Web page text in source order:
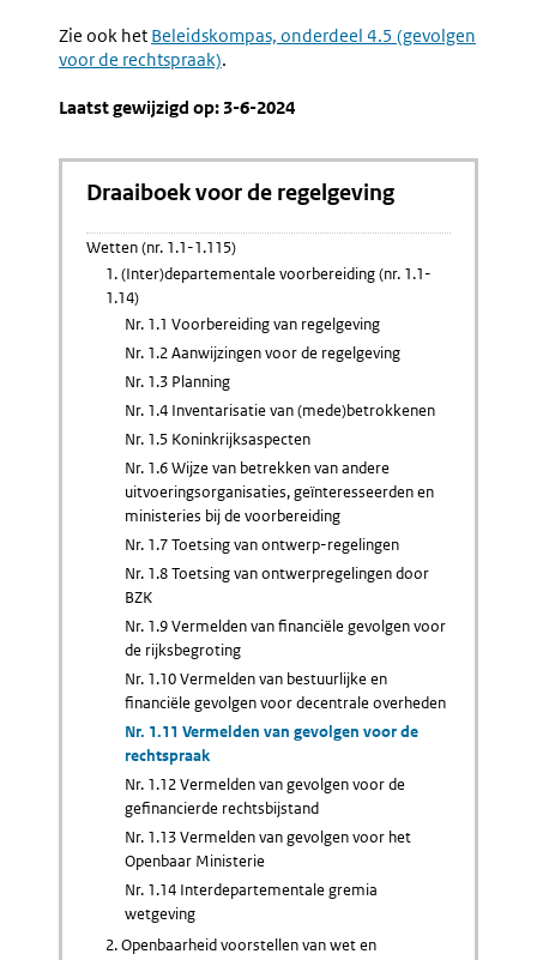
Zie ook het Beleidskompas, onderdeel 4.5 (gevolgen
voor de rechtspraak).
Laatst gewijzigd op: 3-6-2024
Draaiboek voor de regelgeving
Wetten (nr. 1.1-1.115)
1. (Inter)departementale voorbereiding (nr. 1.1-
1.14)
Nr. 1.1 Voorbereiding van regelgeving
Nr. 1.2 Aanwijzingen voor de regelgeving
Nr. 1.3 Planning
Nr. 1.4 Inventarisatie van (mede)betrokkenen
Nr. 1.5 Koninkrijksaspecten
Nr. 1.6 Wijze van betrekken van andere
uitvoeringsorganisaties, geïnteresseerden en
ministeries bij de voorbereiding
Nr. 1.7 Toetsing van ontwerp-regelingen
Nr. 1.8 Toetsing van ontwerpregelingen door
BZK
Nr. 1.9 Vermelden van financiële gevolgen voor
de rijksbegroting
Nr. 1.10 Vermelden van bestuurlijke en
financiële gevolgen voor decentrale overheden
Nr. 1.11 Vermelden van gevolgen voor de
rechtspraak
Nr. 1.12 Vermelden van gevolgen voor de
gefinancierde rechtsbijstand
Nr. 1.13 Vermelden van gevolgen voor het
Openbaar Ministerie
Nr. 1.14 Interdepartementale gremia
wetgeving
2. Openbaarheid voorstellen van wet en